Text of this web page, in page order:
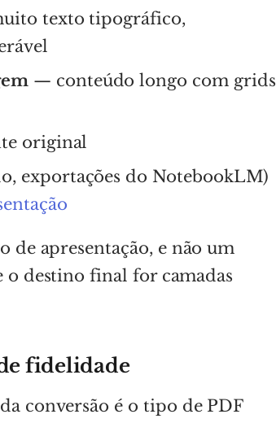
texto tipográfico,
— conteúdo longo com grids
original
exportações do NotebookLM)
de apresentação, e não um
o destino final for camadas
fidelidade
conversão é o tipo de PDF